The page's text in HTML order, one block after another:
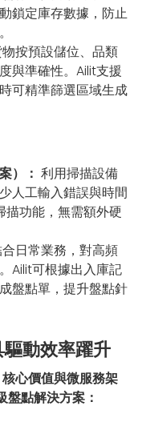
鎖定庫存數據，防止
按預設儲位、品類
與準確性。Ailit支援
可精準篩選區域生成
）： 利用掃描設備
人工輸入錯誤與時間
描功能，無需額外硬
日常業務，對高頻
Ailit可根據出入庫記
盤點單，提升盤點針
動效率躍升
心價值與微服務架
點解決方案：